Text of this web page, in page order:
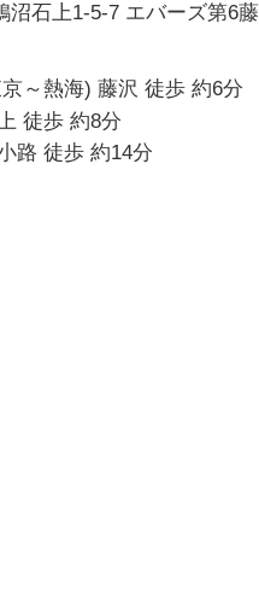
沼石上1-5-7 エバーズ第6藤
～熱海) 藤沢 徒歩 約6分
徒歩 約8分
路 徒歩 約14分